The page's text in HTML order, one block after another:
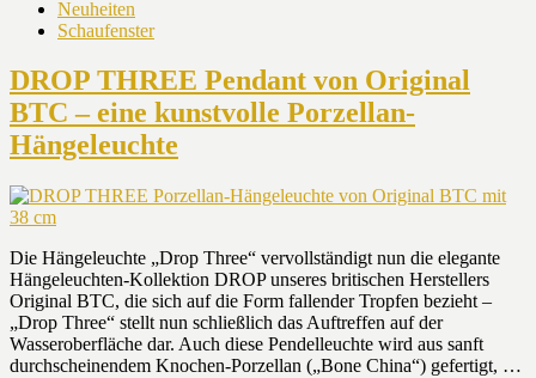
Neuheiten
Schaufenster
DROP THREE Pendant von Original
BTC – eine kunstvolle Porzellan-
Hängeleuchte
Die Hängeleuchte „Drop Three“ vervollständigt nun die elegante
Hängeleuchten-Kollektion DROP unseres britischen Herstellers
Original BTC, die sich auf die Form fallender Tropfen bezieht –
„Drop Three“ stellt nun schließlich das Auftreffen auf der
Wasseroberfläche dar. Auch diese Pendelleuchte wird aus sanft
durchscheinendem Knochen-Porzellan („Bone China“) gefertigt, …